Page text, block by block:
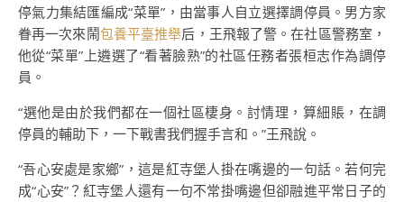
停氣力集結匯編成“菜單”，由當事人自立選擇調停員。男方家
眷再一次來鬧包養平臺推舉后，王飛報了警。在社區警務室，
他從“菜單”上遴選了“看著臉熟”的社區任務者張桓志作為調停
員。
“選他是由於我們都在一個社區棲身。討情理，算細賬，在調
停員的輔助下，一下戰書我們握手言和。”王飛說。
“吾心安處是家鄉”，這是紅寺堡人掛在嘴邊的一句話。若何完
成“心安”？紅寺堡人還有一句不常掛嘴邊但卻融進平常日子的